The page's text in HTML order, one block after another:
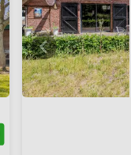
Bekijk